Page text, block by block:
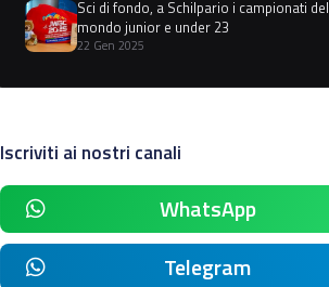
Sci di fondo, a Schilpario i campionati del
mondo junior e under 23
22 Gen 2025
Iscriviti ai nostri canali
WhatsApp
Telegram